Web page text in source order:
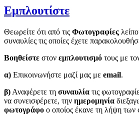
Εμπλουτίστε
Θεωρείτε ότι από τις Φωτογραφίες
συναυλίες τις οποίες έχετε
Βοηθείστε στον εμπλουτισμό τους με
α) Επικοινωνήστε μαζί μας με email.
β) Αναφέρετε τη συναυλία τις
να συνεισφέρετε, την ημερομηνία
φωτογράφο ο οποίος έκανε τη λήψη